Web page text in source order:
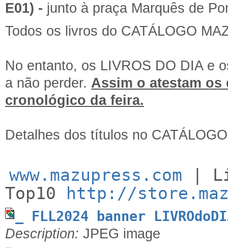
E01) - junto à praça Marquês de
Todos os livros do CATÁLOGO
No entanto, os LIVROS DO DIA e
a não perder. Assim o atestam
cronológico da feira.
Detalhes dos títulos no
www.mazupress.com |
Top10
http://
_ FLL2024 banner
Description: JPEG image